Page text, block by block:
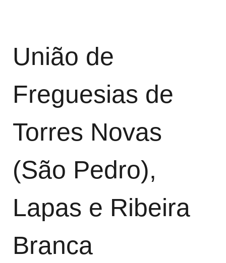
União de
Freguesias de
Torres Novas
(São Pedro),
Lapas e Ribeira
Branca